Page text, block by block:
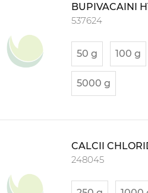
BUPIVACAINI
537624
50 g 100 g
5000 g
CALCII
248045